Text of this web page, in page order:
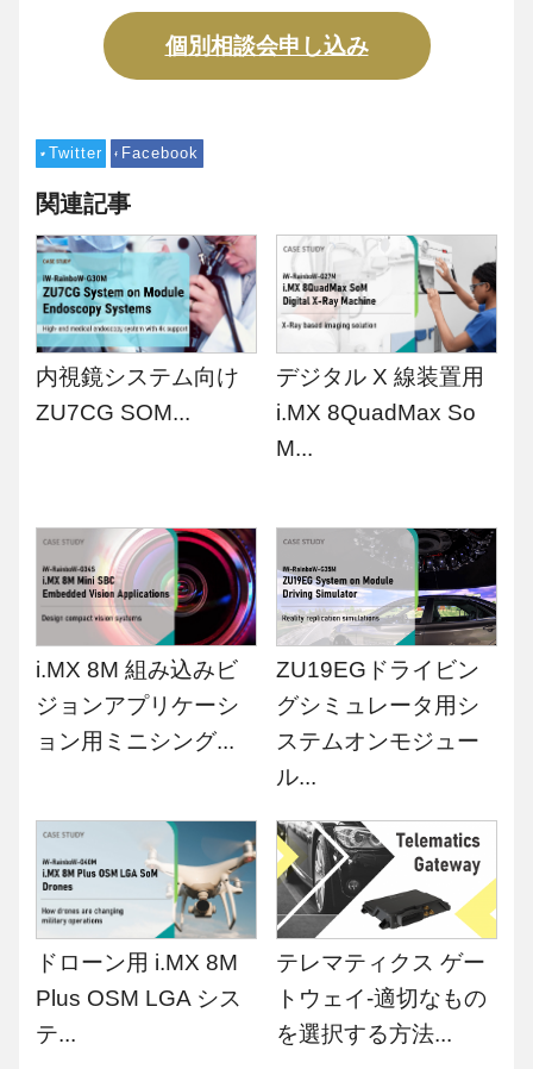
個別相談会申し込み
Twitter Facebook
関連記事
内視鏡システム向け
ZU7CG SOM...
デジタル X 線装置用
i.MX 8QuadMax So
M...
i.MX 8M 組み込みビ
ジョンアプリケーシ
ョン用ミニシング...
ZU19EGドライビン
グシミュレータ用シ
ステムオンモジュー
ル...
ドローン用 i.MX 8M
Plus OSM LGA シス
テ...
テレマティクス ゲー
トウェイ-適切なもの
を選択する方法...